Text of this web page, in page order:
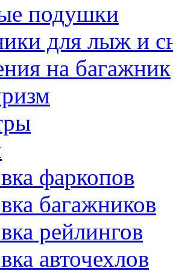
подушки
для лыж и
на багажник
фаркопов
багажников
рейлингов
авточехлов